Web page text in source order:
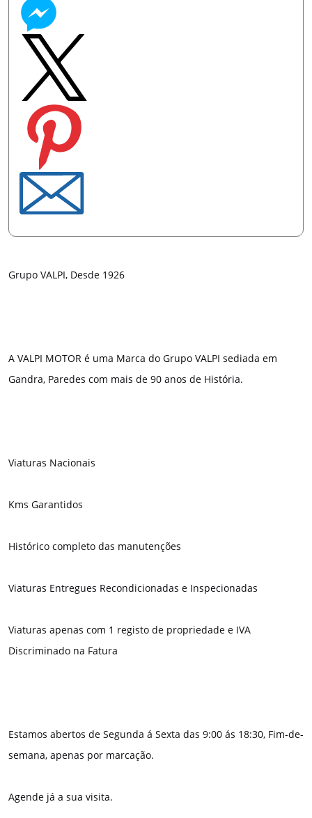
Grupo VALPI, Desde 1926
A VALPI MOTOR é uma Marca do Grupo VALPI sediada em
Gandra, Paredes com mais de 90 anos de História.
Viaturas Nacionais
Kms Garantidos
Histórico completo das manutenções
Viaturas Entregues Recondicionadas e Inspecionadas
Viaturas apenas com 1 registo de propriedade e IVA
Discriminado na Fatura
Estamos abertos de Segunda á Sexta das 9:00 ás 18:30, Fim-de-
semana, apenas por marcação.
Agende já a sua visita.